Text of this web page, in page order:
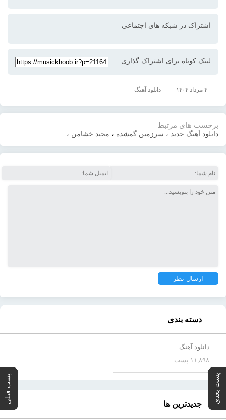
اشتراک در شبکه های اجتماعی
لینک کوتاه برای اشتراک گذاری
۴ مرداد ۱۴۰۴ دانلود آهنگ
پست بعدی پست قبلی
برچسب های مرتبط
دانلود آهنگ جدید ، سرزمین گمشده ، مجید خشامن ،
دسته بندی
دانلود آهنگ
۱۱,۸۹۸ پست
جدیدترین ها